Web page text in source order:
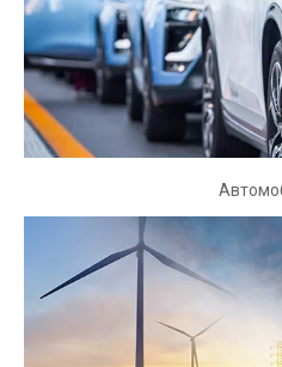
Наши точные шарики и ролики
спектра приложений в
таких как рулевые